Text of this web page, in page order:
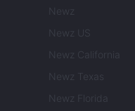
Newz
Newz US
Newz California
Newz Texas
Newz Florida